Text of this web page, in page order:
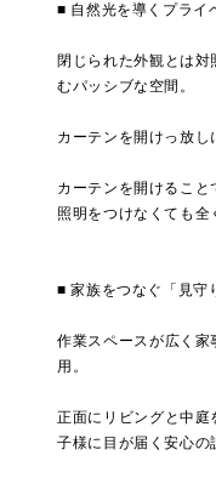
■ 自然光を導くプライ
閉じられた外観とは
むパッシブな空間。
カーテンを開けっ放し
カーテンを開けるこ
照明をつけなくても全
■ 家族をつなぐ「見守
作業スペースが広く
用。
正面にリビングと中庭
子様に目が届く安心の